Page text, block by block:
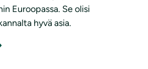
Euroopassa. Se olisi
hyvä asia.